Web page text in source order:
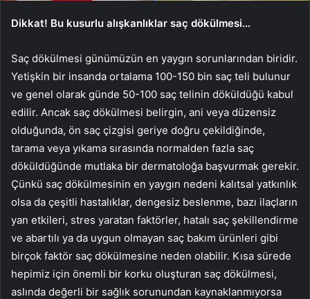
Dikkat! Bu kusurlu alışkanlıklar saç dökülmesi…
Saç dökülmesi günümüzün en yaygın sorunlarından biridir.
Yetişkin bir insanda ortalama 100-150 bin saç teli bulunur
ve genel olarak günde 50-100 saç telinin döküldüğü kabul
edilir. Ancak saç dökülmesi belirgin, ani veya düzensiz
olduğunda, ön saç çizgisi geriye doğru çekildiğinde,
tarama veya yıkama sırasında normalden fazla saç
döküldüğünde mutlaka bir dermatoloğa başvurmak gerekir.
Çünkü saç dökülmesinin en yaygın nedeni kalıtsal yatkınlık
olsa da çeşitli hastalıklar, dengesiz beslenme, bazı ilaçların
yan etkileri, stres yaratan faktörler, hatalı saç şekillendirme
ve abartılı ya da uygun olmayan saç bakım ürünleri gibi
birçok faktör saç dökülmesine neden olabilir. Kısa sürede
hepimiz için önemli bir korku oluşturan saç dökülmesi,
aslında değerli bir sağlık sorunundan kaynaklanmıyorsa